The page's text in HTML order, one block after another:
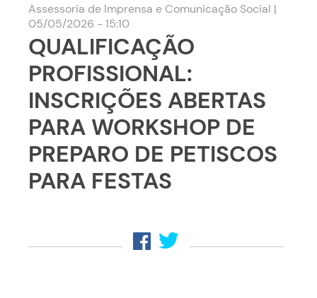
Assessoria de Imprensa e Comunicação Social |
05/05/2026 - 15:10
QUALIFICAÇÃO
PROFISSIONAL:
INSCRIÇÕES ABERTAS
PARA WORKSHOP DE
PREPARO DE PETISCOS
PARA FESTAS